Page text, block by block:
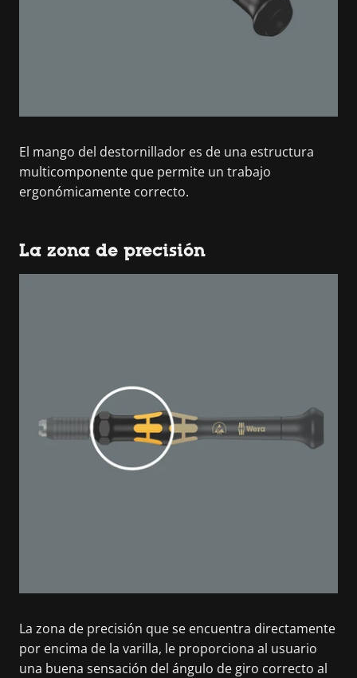
El mango del destornillador es de una estructura
multicomponente que permite un trabajo
ergonómicamente correcto.
La zona de precisión
La zona de precisión que se encuentra directamente
por encima de la varilla, le proporciona al usuario
una buena sensación del ángulo de giro correcto al